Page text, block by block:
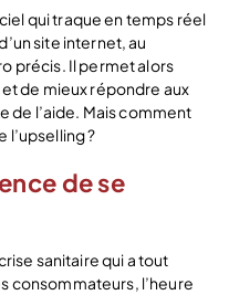
qui traque en temps réel
site internet, au
précis. Il permet alors
de mieux répondre aux
de l’aide. Mais comment
l’upselling ?
de se
sanitaire qui a tout
consommateurs, l’heure